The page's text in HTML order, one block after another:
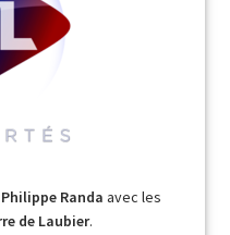
Philippe Randa avec les
de Laubier.